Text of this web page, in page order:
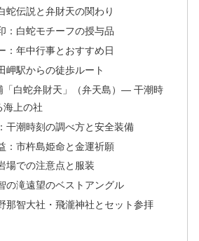
蛇伝説と弁財天の関わり
：白蛇モチーフの授与品
：年中行事とおすすめ日
岬駅からの徒歩ルート
「白蛇弁財天」（弁天島）— 干潮時
海上の社
干潮時刻の調べ方と安全装備
：市杵島姫命と金運祈願
場での注意点と服装
の滝遠望のベストアングル
那智大社・飛瀧神社とセット参拝